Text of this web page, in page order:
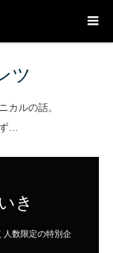
ツ
カルの話。
…
き
人数限定の特別企